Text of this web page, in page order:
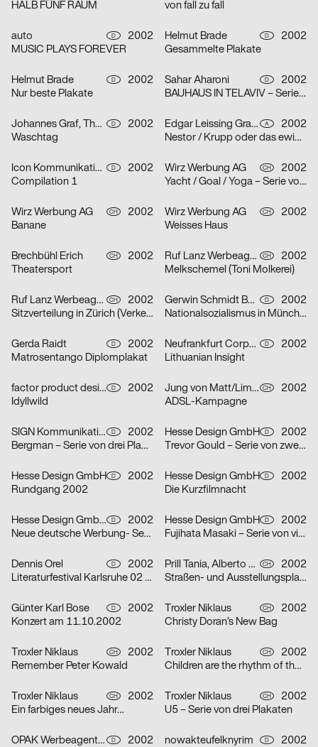
HALB FÜNF RAUM
von fall zu fall
auto D
2002
MUSIC PLAYS FOREVER
Helmut Brade D
2002
Gesammelte Plakate
Helmut Brade D
2002
Nur beste Plakate
Sahar Aharoni D
2002
BAUHAUS IN TELAVIV – Serie von drei Plakaten
Johannes Graf, Thorsten Lehmann D
2002
Waschtag
Edgar Leissing Grafik Design A
2002
Nestor / Krupp oder das ewige Leben / Hartes Herz – Serie von drei Plakaten
Icon Kommunikationsdesign D
2002
Compilation 1
Wirz Werbung AG CH
2002
Yacht / Goal / Yoga – Serie von drei Plakaten
Wirz Werbung AG CH
2002
Banane
Wirz Werbung AG CH
2002
Weisses Haus
Brechbühl Erich CH
2002
Theatersport
Ruf Lanz Werbeagentur AG CH
2002
Melkschemel (Toni Molkerei)
Ruf Lanz Werbeagentur AG CH
2002
Sitzverteilung in Zürich (Verkehrsbetriebe Zürich)
Gerwin Schmidt Büro für visuelle Gestaltung D
2002
Nationalsozialismus in München
Gerda Raidt D
2002
Matrosentango Diplomplakat
Neufrankfurt Corporate Design GmbH D
2002
Lithuanian Insight
factor product designagentur D
2002
Idyllwild
Jung von Matt/Limmat AG CH
2002
ADSL-Kampagne
SIGN Kommunikation GmbH D
2002
Bergman – Serie von drei Plakaten
Hesse Design GmbH D
2002
Trevor Gould – Serie von zwei Plakaten
Hesse Design GmbH D
2002
Rundgang 2002
Hesse Design GmbH D
2002
Die Kurzfilmnacht
Hesse Design GmbH, Arthur Marek, Guido Heffels, Christian Boros, nowakteufelknyrim D
2002
Neue deutsche Werbung- Serie von drei Plakaten
Hesse Design GmbH D
2002
Fujihata Masaki – Serie von vier Plakaten
Dennis Orel D
2002
Literaturfestival Karlsruhe 02 – Serie von drei Plakaten
Prill Tania, Alberto Vieceli CH
2002
Straßen- und Ausstellungsplakate: Stand der Dinge: Neustes Wohnen in Zürich – Serie von sechs Plakaten
Günter Karl Bose D
2002
Konzert am 11.10.2002
Troxler Niklaus CH
2002
Christy Doran’s New Bag
Troxler Niklaus CH
2002
Remember Peter Kowald
Troxler Niklaus CH
2002
Children are the rhythm of the world
Troxler Niklaus CH
2002
Ein farbiges neues Jahr…
Troxler Niklaus CH
2002
U5 – Serie von drei Plakaten
OPAK Werbeagentur D
2002
nowakteufelknyrim D
2002